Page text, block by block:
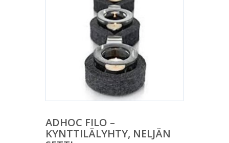
ADHOC FILO –
KYNTTILÄLYHTY, NELJÄN